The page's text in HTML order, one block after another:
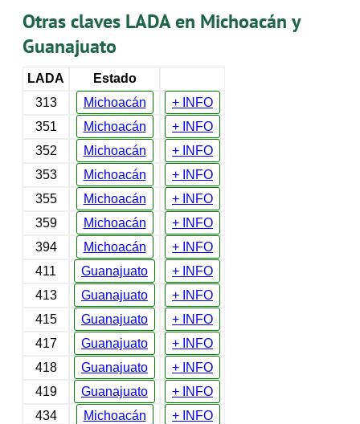
Otras claves LADA en Michoacán y
Guanajuato
LADA
Estado
313
Michoacán
+ INFO
351
Michoacán
+ INFO
352
Michoacán
+ INFO
353
Michoacán
+ INFO
355
Michoacán
+ INFO
359
Michoacán
+ INFO
394
Michoacán
+ INFO
411
Guanajuato
+ INFO
413
Guanajuato
+ INFO
415
Guanajuato
+ INFO
417
Guanajuato
+ INFO
418
Guanajuato
+ INFO
419
Guanajuato
+ INFO
434
Michoacán
+ INFO